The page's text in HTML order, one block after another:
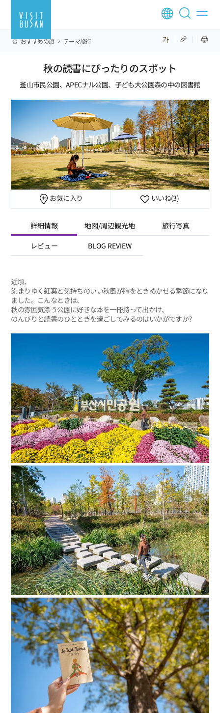
おすすめの旅 テーマ旅行
秋の読書にぴったりのスポット
釜山市民公園、APECナル公園、子ども大公園森の中の図書館
お気に入り いいね(3)
詳細情報 地図/周辺観光地 旅行写真
レビュー BLOG REVIEW
近頃、
染まりゆく紅葉と気持ちのいい秋風が胸をときめかせる季節になり
ました。こんなときは、
秋の雰囲気漂う公園に好きな本を一冊持って出かけ、
のんびりと読書のひとときを過ごしてみるのはいかがですか？